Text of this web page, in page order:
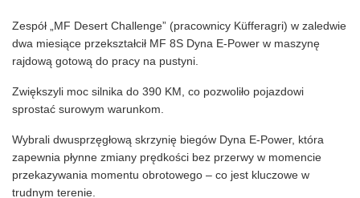
Zespół „MF Desert Challenge” (pracownicy Küfferagri) w zaledwie
dwa miesiące przekształcił MF 8S Dyna E-Power w maszynę
rajdową gotową do pracy na pustyni.
Zwiększyli moc silnika do 390 KM, co pozwoliło pojazdowi
sprostać surowym warunkom.
Wybrali dwusprzęgłową skrzynię biegów Dyna E-Power, która
zapewnia płynne zmiany prędkości bez przerwy w momencie
przekazywania momentu obrotowego – co jest kluczowe w
trudnym terenie.